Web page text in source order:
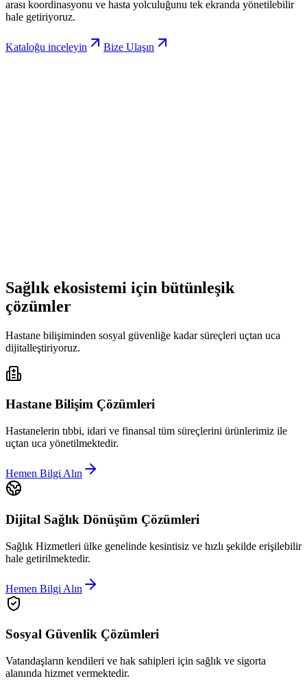
arası koordinasyonu ve hasta yolculuğunu tek ekranda yönetilebilir
hale getiriyoruz.
Kataloğu inceleyin Bize Ulaşın
Sağlık ekosistemi için bütünleşik
çözümler
Hastane bilişiminden sosyal güvenliğe kadar süreçleri uçtan uca
dijitalleştiriyoruz.
Hastane Bilişim Çözümleri
Hastanelerin tıbbi, idari ve finansal tüm süreçlerini ürünlerimiz ile
uçtan uca yönetilmektedir.
Hemen Bilgi Alın
Dijital Sağlık Dönüşüm Çözümleri
Sağlık Hizmetleri ülke genelinde kesintisiz ve hızlı şekilde erişilebilir
hale getirilmektedir.
Hemen Bilgi Alın
Sosyal Güvenlik Çözümleri
Vatandaşların kendileri ve hak sahipleri için sağlık ve sigorta
alanında hizmet vermektedir.